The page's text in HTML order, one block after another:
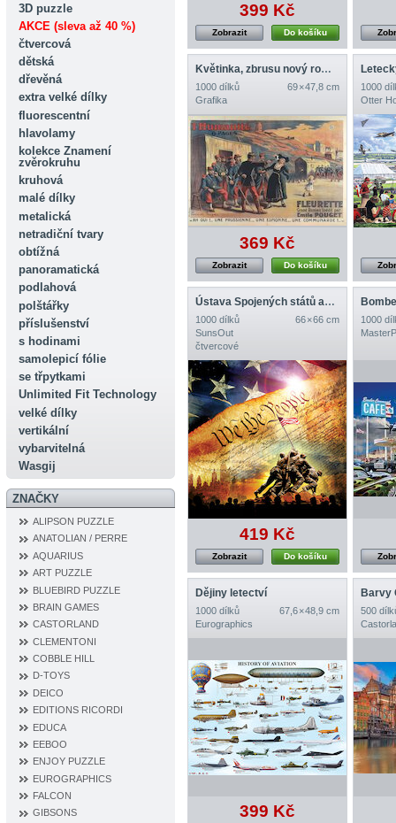
3D puzzle
AKCE (sleva až 40 %)
čtvercová
dětská
dřevěná
extra velké dílky
fluorescentní
hlavolamy
kolekce Znamení
zvěrokruhu
kruhová
malé dílky
metalická
netradiční tvary
obtížná
panoramatická
podlahová
polštářky
příslušenství
s hodinami
samolepicí fólie
se třpytkami
Unlimited Fit Technology
velké dílky
vertikální
vybarvitelná
Wasgij
ZNAČKY
ALIPSON PUZZLE
ANATOLIAN / PERRE
AQUARIUS
ART PUZZLE
BLUEBIRD PUZZLE
BRAIN GAMES
CASTORLAND
CLEMENTONI
COBBLE HILL
D‐TOYS
DEICO
EDITIONS RICORDI
EDUCA
EEBOO
ENJOY PUZZLE
EUROGRAPHICS
FALCON
GIBSONS
399 Kč
Do košíku
Zobrazit
Květinka, zbrusu nový román Émile Pougeta, c. 1914–1918
1000 dílků
69 × 47,8 cm
Grafika
369 Kč
Do košíku
Zobrazit
1000
Otter
Ústava Spojených států amerických
1000 dílků
66 × 66 cm
SunsOut
čtvercové
419 Kč
Do košíku
Zobrazit
1000
Dějiny letectví
1000 dílků
67,6 × 48,9 cm
Eurographics
399 Kč
Barvy
500